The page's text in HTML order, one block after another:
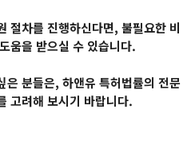
절차를 진행하신다면, 불필요한 비
움을 받으실 수 있습니다.
은 분들은, 하앤유 특허법률의 전문
고려해 보시기 바랍니다.